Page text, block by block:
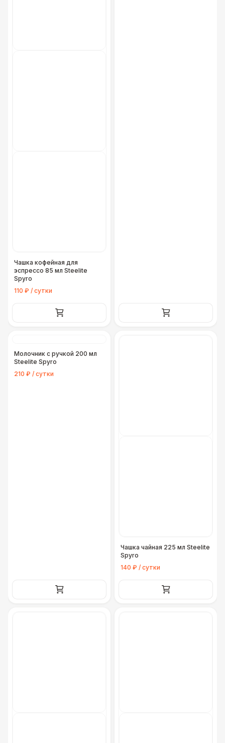
Чашка кофейная для
эспрессо 85 мл Steelite
Spyro
110 ₽ / сутки
Молочник с ручкой 200 мл
Steelite Spyro
210 ₽ / сутки
Чашка чайная 225 мл Steelite
Spyro
140 ₽ / сутки